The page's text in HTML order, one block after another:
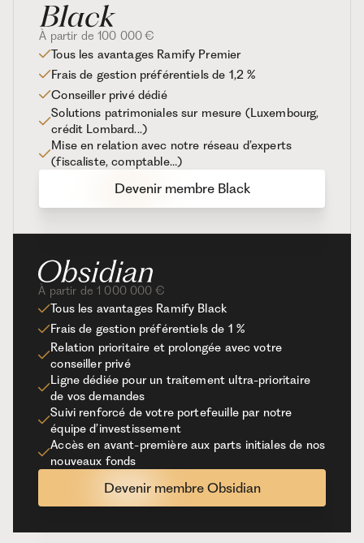
À partir de 100 000 €
Tous les avantages Ramify Premier
Frais de gestion préférentiels de 1,2 %
Conseiller privé dédié
Solutions patrimoniales sur mesure (Luxembourg,
crédit Lombard...)
Mise en relation avec notre réseau d’experts
(fiscaliste, comptable…)
Devenir membre Black
À partir de 1 000 000 €
Tous les avantages Ramify Black
Frais de gestion préférentiels de 1 %
Relation prioritaire et prolongée avec votre
conseiller privé
Ligne dédiée pour un traitement ultra-prioritaire
de vos demandes
Suivi renforcé de votre portefeuille par notre
équipe d’investissement
Accès en avant-première aux parts initiales de nos
nouveaux fonds
Devenir membre Obsidian